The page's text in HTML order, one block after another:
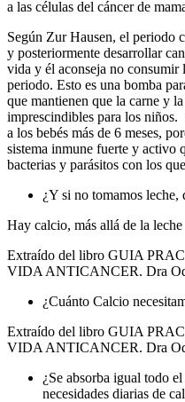
a las células del cáncer de
Según Zur Hausen, el periodo
y posteriormente desarrollar
vida y él aconseja no consumir
periodo. Esto es una bomba
que mantienen que la carne y
imprescindibles para los
a los bebés más de 6 meses,
sistema inmune fuerte y activo
bacterias y parásitos con los
¿Y si no tomamos leche,
Hay calcio, más allá de la leche
Extraído del libro GUIA
VIDA ANTICANCER. Dra
¿Cuánto Calcio
Extraído del libro GUIA
VIDA ANTICANCER. Dra
¿Se absorba igual todo
necesidades diarias de